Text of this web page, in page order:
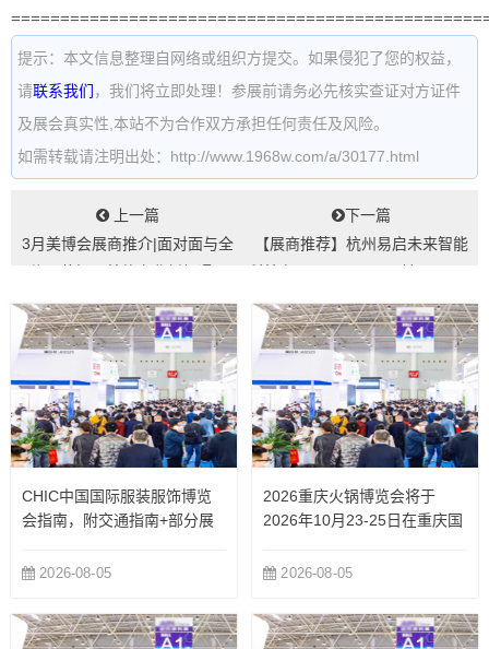
提示：本文信息整理自网络或组织方提交。如果侵犯了您的权益，
请联系我们 ，我们将立即处理！参展前请务必先核实查证对方证件
及展会真实性,本站不为合作双方承担任何责任及风险。
如需转载请注明出处：http://www.1968w.com/a/30177.html
上一篇
3月美博会展商推介|面对面与全
下一篇
【展商推荐】杭州易启未来智能
CHIC中国国际服装服饰博览
会指南，附交通指南+部分展
2026-08-05
2026重庆火锅博览会将于
2026年10月23-25日在重庆国
2026-08-05